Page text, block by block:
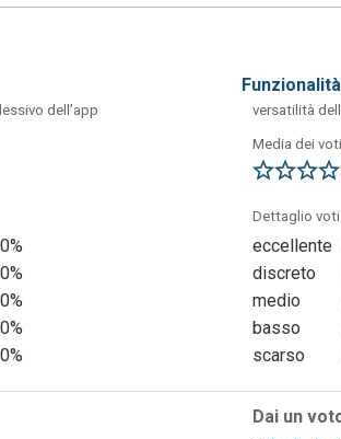
alcuni comics consigliati dalla stessa
leggere degli altri, basta cliccare
dell’app
0%
0%
0%
0%
0%
funzionalità
versatilità
Media dei
Dettaglio
eccellente
discreto
medio
basso
scarso
Dai un